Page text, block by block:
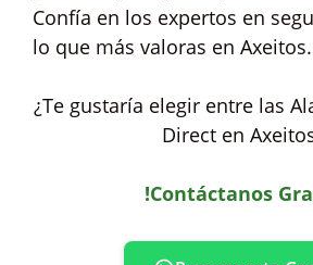
Confía en los expertos en
lo que más valoras en Axeitos.
¿Te gustaría elegir entre las
Direct en
!Contáctanos